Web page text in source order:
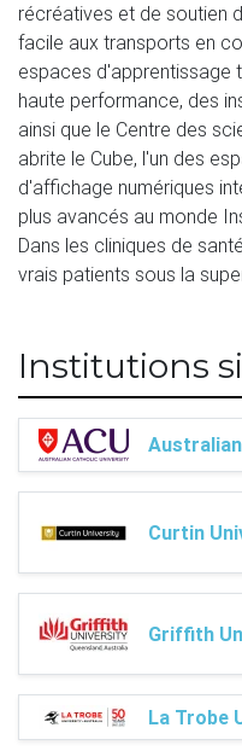
récréatives et de soutien
facile aux transports en
espaces d'apprentissage
haute performance, des
ainsi que le Centre des
abrite le Cube, l'un des
d'affichage numériques
plus avancés au monde
Dans les cliniques de
vrais patients sous la
Institutions
Curtin
Griffith
La Trobe